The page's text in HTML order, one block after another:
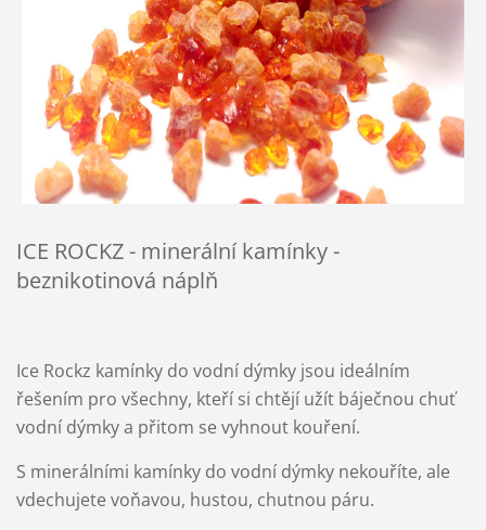
ICE ROCKZ - minerální kamínky -
beznikotinová náplň
Ice Rockz kamínky do vodní dýmky jsou ideálním
řešením pro všechny, kteří si chtějí užít báječnou chuť
vodní dýmky a přitom se vyhnout kouření.
S minerálními kamínky do vodní dýmky nekouříte, ale
vdechujete voňavou, hustou, chutnou páru.